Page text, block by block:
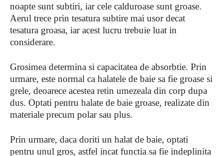
noapte sunt subtiri, iar cele calduroase sunt groase.
Aerul trece prin tesatura subtire mai usor decat
tesatura groasa, iar acest lucru trebuie luat in
considerare.
Grosimea determina si capacitatea de absorbtie. Prin
urmare, este normal ca halatele de baie sa fie groase si
grele, deoarece acestea retin umezeala din corp dupa
dus. Optati pentru halate de baie groase, realizate din
materiale precum polar sau plus.
Prin urmare, daca doriti un halat de baie, optati
pentru unul gros, astfel incat functia sa fie indeplinita